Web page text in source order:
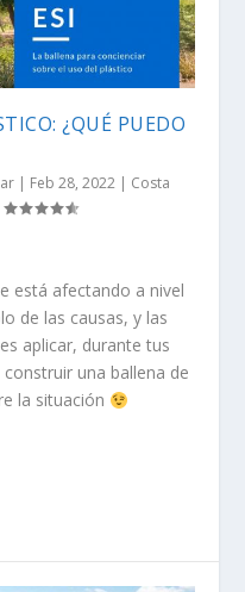
¿QUÉ PUEDO
| Feb 28, 2022 | Costa
está afectando a nivel
de las causas, y las
aplicar, durante tus
una ballena de
la situación